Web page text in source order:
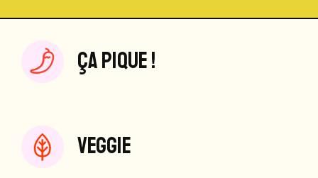
ÇA PIQUE !
VEGGIE